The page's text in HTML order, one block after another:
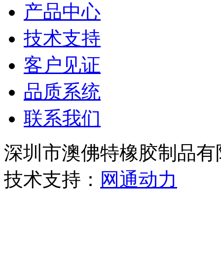
产品中心
技术支持
客户见证
品质系统
联系我们
深圳市澳佛特橡胶制
技术支持： 网通动力